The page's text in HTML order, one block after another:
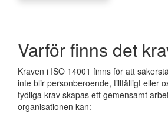
Varför finns det
Kraven i ISO 14001 finns för att
inte blir personberoende, tillfälligt eller
tydliga krav skapas ett gemensamt
organisationen kan: